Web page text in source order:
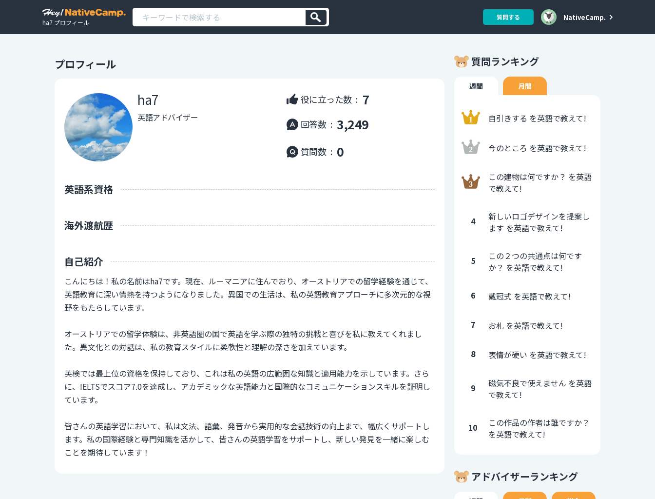
ha7 プロフィール
質問する NativeCamp.
プロフィール
ha7
英語アドバイザー
役に立った数 : 7
回答数 : 3,249
質問数 : 0
英語系資格
海外渡航歴
自己紹介
こんにちは！私の名前はha7です。現在、ルーマニアに住んでおり、オーストリアでの留学経験を通じて、
英語教育に深い情熱を持つようになりました。異国での生活は、私の英語教育アプローチに多次元的な視
野をもたらしています。
オーストリアでの留学体験は、非英語圏の国で英語を学ぶ際の独特の挑戦と喜びを私に教えてくれまし
た。異文化との対話は、私の教育スタイルに柔軟性と理解の深さを加えています。
英検では最上位の資格を保持しており、これは私の英語の広範囲な知識と適用能力を示しています。さら
に、IELTSでスコア7.0を達成し、アカデミックな英語能力と国際的なコミュニケーションスキルを証明し
ています。
皆さんの英語学習において、私は文法、語彙、発音から実用的な会話技術の向上まで、幅広くサポートし
ます。私の国際経験と専門知識を活かして、皆さんの英語学習をサポートし、新しい発見を一緒に楽しむ
ことを期待しています！
質問ランキング
週間 月間
自引きする を英語で教えて!
今のところ を英語で教えて!
この建物は何ですか？ を英語
で教えて!
4
新しいロゴデザインを提案し
ます を英語で教えて!
5
この２つの共通点は何です
か？ を英語で教えて!
6 戴冠式 を英語で教えて!
7 お札 を英語で教えて!
8 表情が硬い を英語で教えて!
9
磁気不良で使えません を英語
で教えて!
10
この作品の作者は誰ですか？
を英語で教えて!
アドバイザーランキング